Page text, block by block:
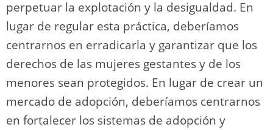
perpetuar la explotación y la desigualdad. En
lugar de regular esta práctica, deberíamos
centrarnos en erradicarla y garantizar que los
derechos de las mujeres gestantes y de los
menores sean protegidos. En lugar de crear un
mercado de adopción, deberíamos centrarnos
en fortalecer los sistemas de adopción y